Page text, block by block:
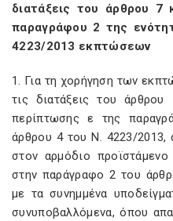
διατάξεις του άρθρου
παραγράφου 2 της
4223/2013 εκπτώσεων
1. Για τη χορήγηση των
τις διατάξεις του
περίπτωσης ε της
άρθρου 4 του Ν. 4223/2013,
στον αρμόδιο
στην παράγραφο 2 του
με τα συνημμένα
συνυποβαλλόμενα, όπου